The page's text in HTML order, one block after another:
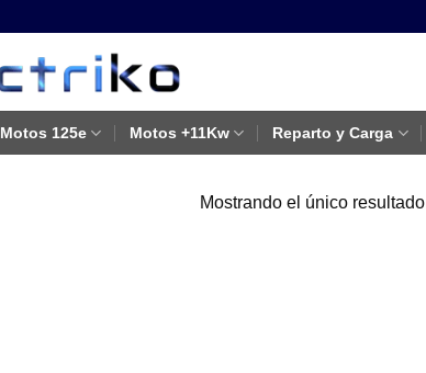
Motos 125e Motos +11Kw Reparto y Carga
Mostrando el único resultado